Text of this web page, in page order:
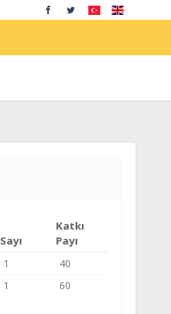
Sayı
Katkı
Payı
1
40
1 60